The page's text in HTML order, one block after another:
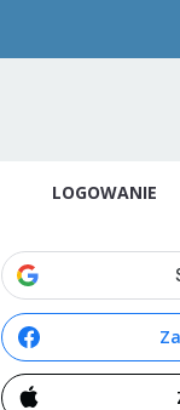
LOGOWANIE